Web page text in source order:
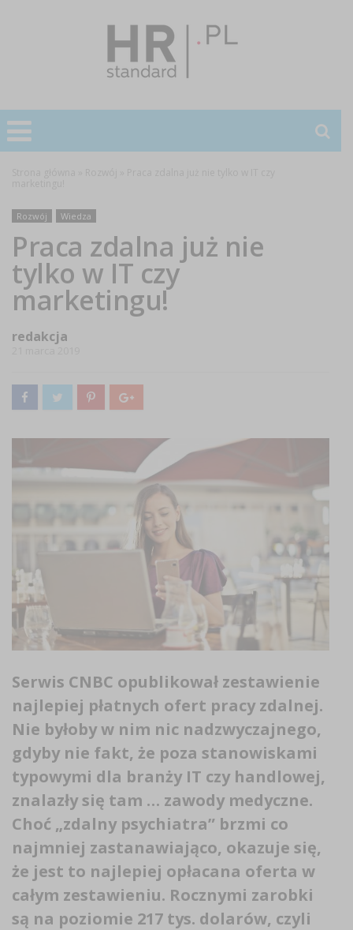
Rozwój Wiedza
Praca zdalna już nie
tylko w IT czy
marketingu!
redakcja
Serwis CNBC opublikował zestawienie
najlepiej płatnych ofert pracy zdalnej.
Nie byłoby w nim nic nadzwyczajnego,
gdyby nie fakt, że poza stanowiskami
typowymi dla branży IT czy handlowej,
znalazły się tam … zawody medyczne.
Choć „zdalny psychiatra” brzmi co
najmniej zastanawiająco, okazuje się,
że jest to najlepiej opłacana oferta w
całym zestawieniu. Rocznymi zarobki
są na poziomie 217 tys. dolarów, czyli